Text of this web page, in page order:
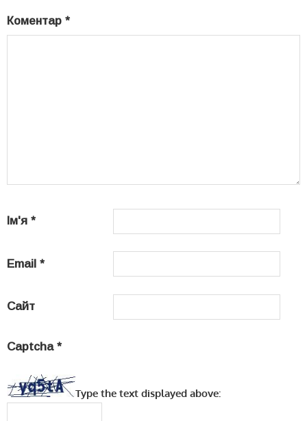
Коментар *
Ім'я *
Email *
Сайт
Captcha *
Type the text displayed above: